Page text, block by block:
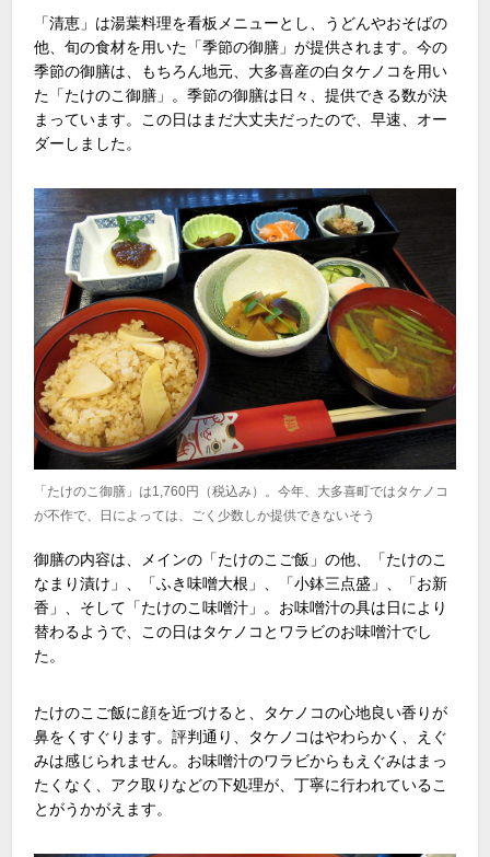
「清恵」は湯葉料理を看板メニューとし、うどんやおそばの
他、旬の食材を用いた「季節の御膳」が提供されます。今の
季節の御膳は、もちろん地元、大多喜産の白タケノコを用い
た「たけのこ御膳」。季節の御膳は日々、提供できる数が決
まっています。この日はまだ大丈夫だったので、早速、オー
ダーしました。
「たけのこ御膳」は1,760円（税込み）。今年、大多喜町ではタケノコ
が不作で、日によっては、ごく少数しか提供できないそう
御膳の内容は、メインの「たけのこご飯」の他、「たけのこ
なまり漬け」、「ふき味噌大根」、「小鉢三点盛」、「お新
香」、そして「たけのこ味噌汁」。お味噌汁の具は日により
替わるようで、この日はタケノコとワラビのお味噌汁でし
た。
たけのこご飯に顔を近づけると、タケノコの心地良い香りが
鼻をくすぐります。評判通り、タケノコはやわらかく、えぐ
みは感じられません。お味噌汁のワラビからもえぐみはまっ
たくなく、アク取りなどの下処理が、丁寧に行われているこ
とがうかがえます。